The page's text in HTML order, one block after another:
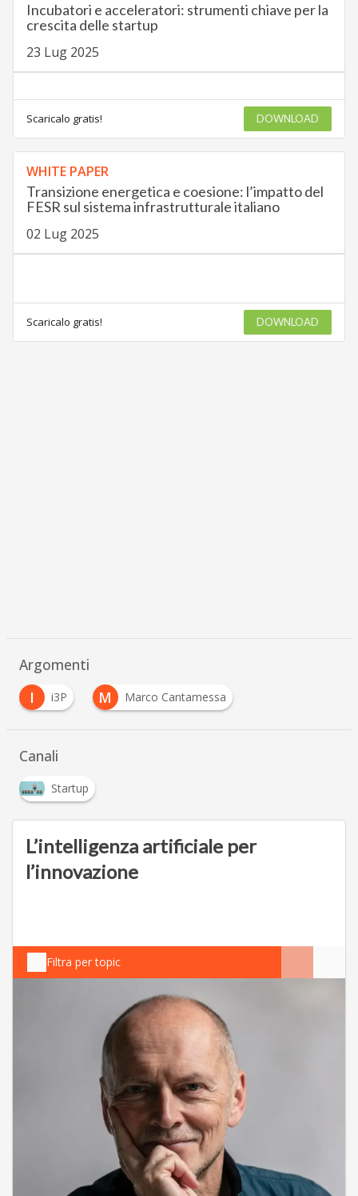
Incubatori e acceleratori: strumenti chiave per la
crescita delle startup
23 Lug 2025
Scaricalo gratis! DOWNLOAD
WHITE PAPER
Transizione energetica e coesione: l’impatto del
FESR sul sistema infrastrutturale italiano
02 Lug 2025
Scaricalo gratis! DOWNLOAD
Argomenti
I
i3P M Marco Cantamessa
Canali
Startup
L’intelligenza artificiale per
l’innovazione
Filtra per topic